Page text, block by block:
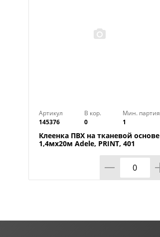
Артикул
145376
В кор.
0
Мин. партия
1
Клеенка ПВХ на тканевой основе
1,4мх20м Adele, PRINT, 401